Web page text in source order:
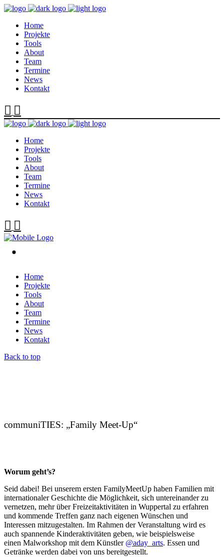
Home
Projekte
Tools
About
Team
Termine
News
Kontakt
Home
Projekte
Tools
About
Team
Termine
News
Kontakt
Home
Projekte
Tools
About
Team
Termine
News
Kontakt
Back to top
communiTIES: „Family Meet-Up“
Worum geht’s?
Seid dabei! Bei unserem ersten FamilyMeetUp haben Familien mit
internationaler Geschichte die Möglichkeit, sich untereinander zu
vernetzen, mehr über Freizeitaktivitäten in Wuppertal zu erfahren
und kommende Treffen ganz nach eigenen Wünschen und
Interessen mitzugestalten. Im Rahmen der Veranstaltung wird es
auch spannende Kinderaktivitäten geben, wie beispielsweise
einen Malworkshop mit dem Künstler @aday_arts. Essen und
Getränke werden dabei von uns bereitgestellt.